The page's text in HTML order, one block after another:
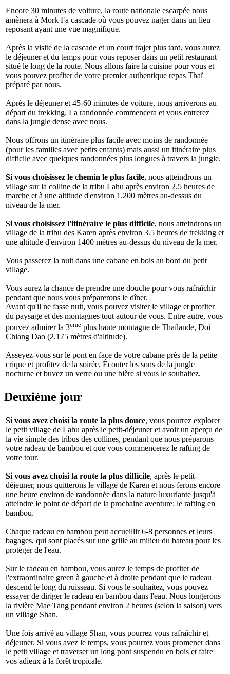
Encore 30 minutes de voiture, la route nationale escarpée nous
amènera à Mork Fa cascade où vous pouvez nager dans un lieu
reposant ayant une vue magnifique.
Après la visite de la cascade et un court trajet plus tard, vous aurez
le déjeuner et du temps pour vous reposer dans un petit restaurant
situé le long de la route. Nous allons faire la cuisine pour vous et
vous pouvez profiter de votre premier authentique repas Thaï
préparé par nous.
Après le déjeuner et 45-60 minutes de voiture, nous arriverons au
départ du trekking. La randonnée commencera et vous entrerez
dans la jungle dense avec nous.
Nous offrons un itinéraire plus facile avec moins de randonnée
(pour les familles avec petits enfants) mais aussi un itinéraire plus
difficile avec quelques randonnées plus longues à travers la jungle.
Si vous choisissez le chemin le plus facile, nous atteindrons un
village sur la colline de la tribu Lahu après environ 2.5 heures de
marche et à une altitude d'environ 1.200 mètres au-dessus du
niveau de la mer.
Si vous choisissez l'itinéraire le plus difficile, nous atteindrons un
village de la tribu des Karen après environ 3.5 heures de trekking et
une altitude d'environ 1400 mètres au-dessus du niveau de la mer.
Vous passerez la nuit dans une cabane en bois au bord du petit
village.
Vous aurez la chance de prendre une douche pour vous rafraîchir
pendant que nous vous préparerons le dîner.
Avant qu'il ne fasse nuit, vous pouvez visiter le village et profiter
du paysage et des montagnes tout autour de vous. Entre autre, vous
pouvez admirer la 3eme plus haute montagne de Thaïlande, Doi
Chiang Dao (2.175 mètres d'altitude).
Asseyez-vous sur le pont en face de votre cabane près de la petite
crique et profitez de la soirée, Écouter les sons de la jungle
nocturne et buvez un verre ou une bière si vous le souhaitez.
Deuxième jour
Si vous avez choisi la route la plus douce, vous pourrez explorer
le petit village de Lahu après le petit-déjeuner et avoir un aperçu de
la vie simple des tribus des collines, pendant que nous préparons
votre radeau de bambou et que vous commencerez le rafting de
votre tour.
Si vous avez choisi la route la plus difficile, après le petit-
déjeuner, nous quitterons le village de Karen et nous ferons encore
une heure environ de randonnée dans la nature luxuriante jusqu'à
atteindre le point de départ de la prochaine aventure: le rafting en
bambou.
Chaque radeau en bambou peut accueillir 6-8 personnes et leurs
bagages, qui sont placés sur une grille au milieu du bateau pour les
protéger de l'eau.
Sur le radeau en bambou, vous aurez le temps de profiter de
l'extraordinaire green à gauche et à droite pendant que le radeau
descend le long du ruisseau. Si vous le souhaitez, vous pouvez
essayer de diriger le radeau en bambou dans l'eau. Nous longerons
la rivière Mae Tang pendant environ 2 heures (selon la saison) vers
un village Shan.
Une fois arrivé au village Shan, vous pourrez vous rafraîchir et
déjeuner. Si vous avez le temps, vous pourrez vous promener dans
le petit village et traverser un long pont suspendu en bois et faire
vos adieux à la forêt tropicale.